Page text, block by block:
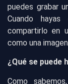
puedes grabar
Cuando
compartirlo en
como una
¿Qué se puede
Como